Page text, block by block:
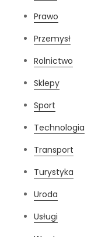
Prawo
Przemysł
Rolnictwo
Sklepy
Sport
Technologia
Transport
Turystyka
Uroda
Usługi